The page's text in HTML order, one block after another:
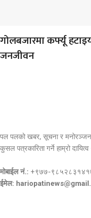
गोलबजारमा कर्फ्यू
जनजीवन
पल पलको खबर, सूचना र मनोरञ्जन
कुसल पत्रकारिता गर्ने हाम्रो दायित्व
मोबाईल नं.: +९७७-
ईमेल: